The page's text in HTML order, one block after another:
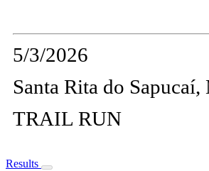
5/3/2026
Santa Rita do Sapucaí,
TRAIL RUN
Results